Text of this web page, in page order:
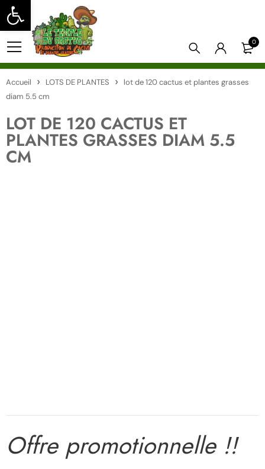
0
Accueil LOTS DE PLANTES
lot de 120 cactus et plantes grasses
diam 5.5 cm
LOT DE 120 CACTUS ET
PLANTES GRASSES DIAM 5.5
CM
Offre promotionnelle !!
Ouvrir la barre d’outils